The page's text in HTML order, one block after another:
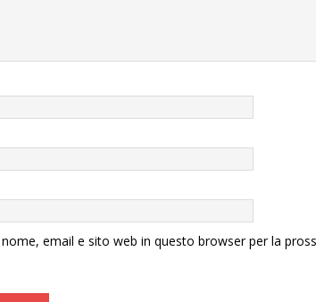
email e sito web in questo browser per la